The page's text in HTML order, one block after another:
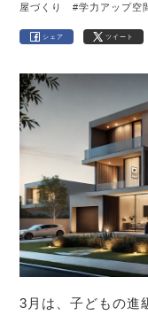
屋づくり
#学力アップ空
シェア ツイート
3月は、子どもの進